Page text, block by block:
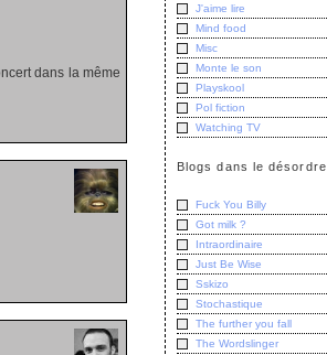
dans la même
J'aime lire
Mind food
Misc
Monte le son
Playskool
Pol fiction
Watching TV
Blogs dans le désordre
Fuck You Billy
Got milk ?
Intraordinaire
Just Be Wise
Sskizo
Stochastique
The further you fall
The Wordslinger